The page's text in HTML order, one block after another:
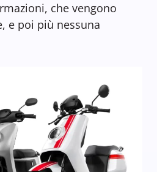
che vengono
e poi più nessuna